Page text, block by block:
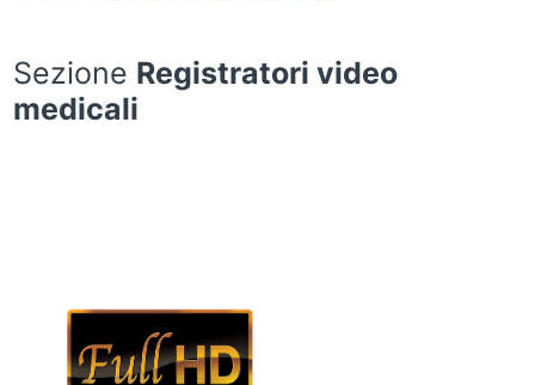
Sezione Registratori video
medicali